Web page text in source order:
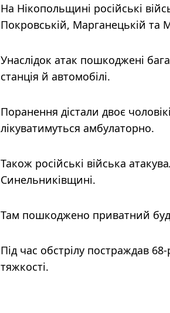
На Нікопольщині російські
Покровській, Марганецькій та
Унаслідок атак пошкоджені
станція й автомобілі.
Поранення дістали двоє
лікуватимуться амбулаторно.
Також російські війська
Синельниківщині.
Там пошкоджено приватний
Під час обстрілу постраждав
тяжкості.